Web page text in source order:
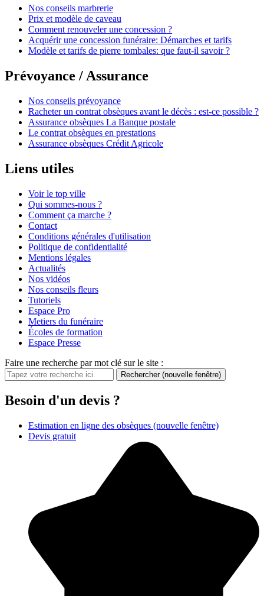
Nos conseils marbrerie
Prix et modèle de caveau
Comment renouveler une concession ?
Acquérir une concession funéraire: Démarches et tarifs
Modèle et tarifs de pierre tombales: que faut-il savoir ?
Prévoyance / Assurance
Nos conseils prévoyance
Racheter un contrat obsèques avant le décès : est-ce possible ?
Assurance obsèques La Banque postale
Le contrat obsèques en prestations
Assurance obsèques Crédit Agricole
Liens utiles
Voir le top ville
Qui sommes-nous ?
Comment ça marche ?
Contact
Conditions générales d'utilisation
Politique de confidentialité
Mentions légales
Actualités
Nos vidéos
Nos conseils fleurs
Tutoriels
Espace Pro
Metiers du funéraire
Écoles de formation
Espace Presse
Faire une recherche par mot clé sur le site :
Rechercher (nouvelle fenêtre)
Besoin d'un devis ?
Estimation en ligne des obsèques (nouvelle fenêtre)
Devis gratuit